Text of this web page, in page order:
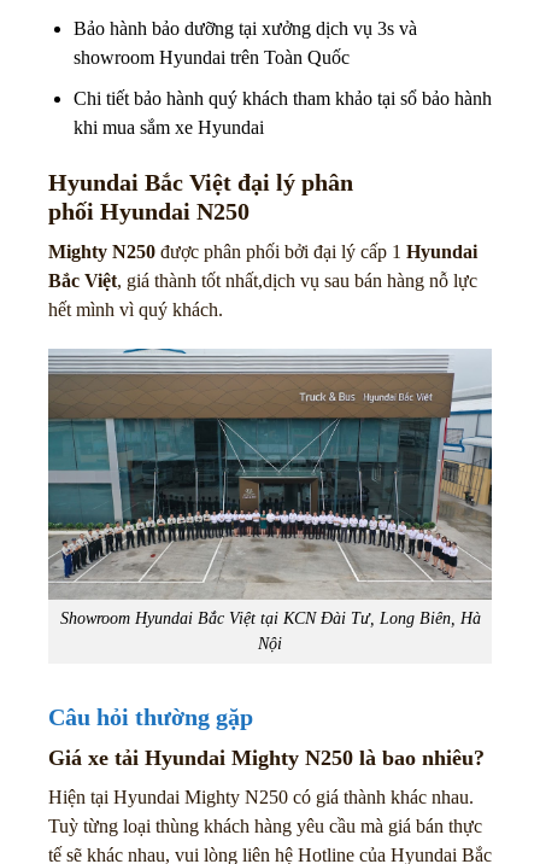
Bảo hành bảo dưỡng tại xưởng dịch vụ 3s và
showroom Hyundai trên Toàn Quốc
Chi tiết bảo hành quý khách tham khảo tại sổ bảo hành
khi mua sắm xe Hyundai
Hyundai Bắc Việt đại lý phân
phối Hyundai N250
Mighty N250 được phân phối bởi đại lý cấp 1 Hyundai
Bắc Việt, giá thành tốt nhất,dịch vụ sau bán hàng nỗ lực
hết mình vì quý khách.
Showroom Hyundai Bắc Việt tại KCN Đài Tư, Long Biên, Hà
Nội
Câu hỏi thường gặp
Giá xe tải Hyundai Mighty N250 là bao nhiêu?
Hiện tại Hyundai Mighty N250 có giá thành khác nhau.
Tuỳ từng loại thùng khách hàng yêu cầu mà giá bán thực
tế sẽ khác nhau, vui lòng liên hệ Hotline của Hyundai Bắc